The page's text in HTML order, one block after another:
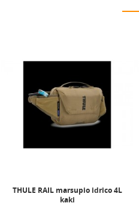
THULE RAIL marsupio idrico 4L
kaki